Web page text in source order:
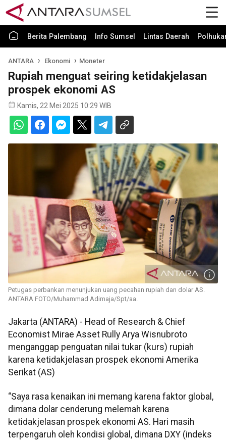
Berita Palembang Info Sumsel Lintas Daerah
ANTARA Ekonomi Moneter
Rupiah menguat seiring ketidakjelasan
prospek ekonomi AS
Kamis, 22 Mei 2025 10:29 WIB
Petugas perbankan menunjukan uang pecahan rupiah dan dolar AS.
ANTARA FOTO/Muhammad Adimaja/Spt/aa.
Jakarta (ANTARA) - Head of Research & Chief
Economist Mirae Asset Rully Arya Wisnubroto
menganggap penguatan nilai tukar (kurs) rupiah
karena ketidakjelasan prospek ekonomi Amerika
Serikat (AS)
“Saya rasa kenaikan ini memang karena faktor global,
dimana dolar cenderung melemah karena
ketidakjelasan prospek ekonomi AS. Hari masih
terpengaruh oleh kondisi global, dimana DXY (indeks